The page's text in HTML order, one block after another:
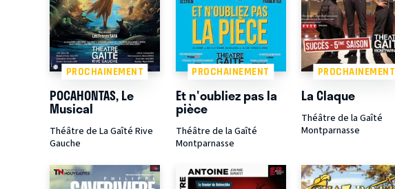
PROCHAINEMENT
POCAHONTAS, Le
Musical
Théâtre de La Gaîté Rive
Gauche
PROCHAINEMENT
Et n'oubliez pas la
pièce
Théâtre de la Gaîté
Montparnasse
PROCHAINEMENT
La Claque
Théâtre de la Gaîté
Montparnasse